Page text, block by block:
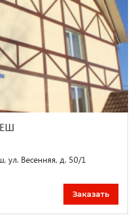
ул. Весенняя, д. 50/1
Заказать